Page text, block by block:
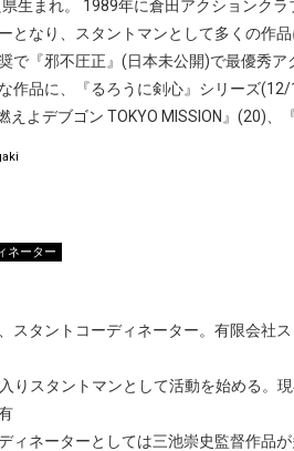
生まれ。 1989年に倉田アクションク
となり、スタントマンとして多くの作
で『邪不圧正』(日本未公開)で最優秀
作品に、『るろうに剣心』シリーズ
えよデブゴン TOKYO MISSION』(20)、
ネーター
スタントコーディネーター。有限会社
りスタントマンとして活動を始める。
ィネーターとしては三池崇史監督作品が